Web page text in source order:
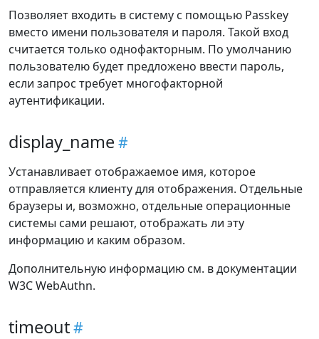
Позволяет входить в систему с помощью Passkey
вместо имени пользователя и пароля. Такой вход
считается только однофакторным. По умолчанию
пользователю будет предложено ввести пароль,
если запрос требует многофакторной
аутентификации.
display_name
Устанавливает отображаемое имя, которое
отправляется клиенту для отображения. Отдельные
браузеры и, возможно, отдельные операционные
системы сами решают, отображать ли эту
информацию и каким образом.
Дополнительную информацию см. в документации
W3C WebAuthn.
timeout